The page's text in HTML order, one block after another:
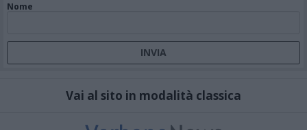
Nome
Vai al sito in modalità classica